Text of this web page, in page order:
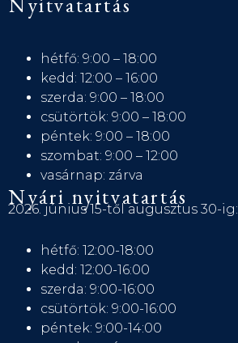
hétfő: 9:00 – 18:00
kedd: 12:00 – 16:00
szerda: 9:00 – 18:00
csütörtök: 9:00 – 18:00
péntek: 9:00 – 18:00
szombat: 9:00 – 12:00
vasárnap: zárva
Nyári nyitvatartás
2026. június 15-től augusztus 30-ig:
hétfő: 12:00-18:00
kedd: 12:00-16:00
szerda: 9:00-16:00
csütörtök: 9:00-16:00
péntek: 9:00-14:00